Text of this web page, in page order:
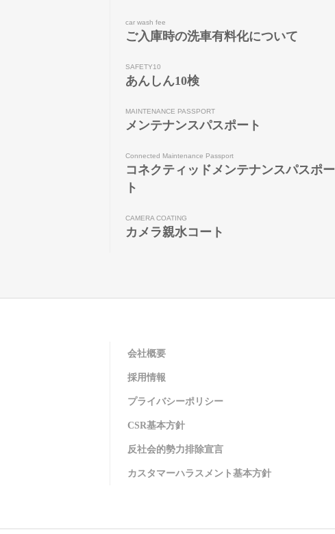
car wash fee
ご入庫時の洗車有料化について
SAFETY10
あんしん10検
MAINTENANCE PASSPORT
メンテナンスパスポート
Connected Maintenance Passport
コネクティッドメンテナンスパスポー
ト
CAMERA COATING
カメラ親水コート
会社概要
採用情報
プライバシーポリシー
CSR基本方針
反社会的勢力排除宣言
カスタマーハラスメント基本方針